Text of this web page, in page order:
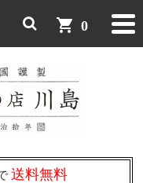
shopping_cart 0
送料無料